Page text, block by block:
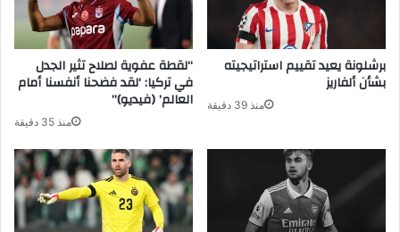
“لقطة عفوية لصلاح تثير الجدل
في تركيا: ‘لقد فضحنا أنفسنا أمام
العالم’ (فيديو)”
منذ 35 دقيقة
برشلونة يعيد تقييم استراتيجيته
بشأن ألفاريز
منذ 39 دقيقة